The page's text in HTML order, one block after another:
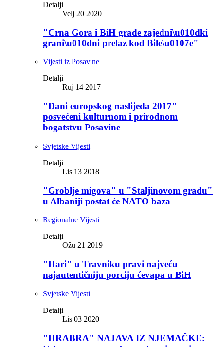
Detalji
Velj 20 2020
"Crna Gora i BiH grade zajedni\u010dki
grani\u010dni prelaz kod Bile\u0107e"
Vijesti iz Posavine
Detalji
Ruj 14 2017
"Dani europskog naslijeđa 2017"
posvećeni kulturnom i prirodnom
bogatstvu Posavine
Svjetske Vijesti
Detalji
Lis 13 2018
"Groblje migova" u "Staljinovom gradu"
u Albaniji postat će NATO baza
Regionalne Vijesti
Detalji
Ožu 21 2019
"Hari" u Travniku pravi najveću
najautentičniju porciju ćevapa u BiH
Svjetske Vijesti
Detalji
Lis 03 2020
"HRABRA" NAJAVA IZ NJEMAČKE: